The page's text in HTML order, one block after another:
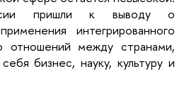
пришли к выводу о
интегрированного
отношений между странами,
бизнес, науку, культуру и